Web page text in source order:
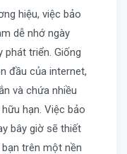
hiệu, việc bảo
dễ nhớ ngày
phát triển. Giống
đầu của internet,
và chứa nhiều
hạn. Việc bảo
bây giờ sẽ thiết
trên một nền